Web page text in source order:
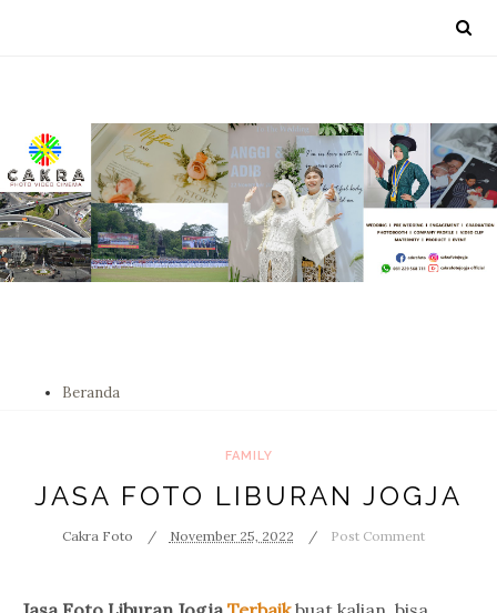
Beranda
FAMILY
JASA FOTO LIBURAN JOGJA
Cakra Foto November 25, 2022 Post Comment